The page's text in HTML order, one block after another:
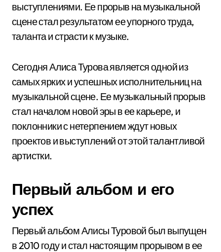
выступлениями. Ее прорыв на музыкальной
сцене стал результатом ее упорного труда,
таланта и страсти к музыке.
Сегодня Алиса Турова является одной из
самых ярких и успешных исполнительниц на
музыкальной сцене. Ее музыкальный прорыв
стал началом новой эры в ее карьере, и
поклонники с нетерпением ждут новых
проектов и выступлений от этой талантливой
артистки.
Первый альбом и его
успех
Первый альбом Алисы Туровой был выпущен
в 2010 году и стал настоящим прорывом в ее